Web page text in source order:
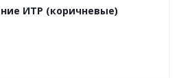
ИТР (коричневые)